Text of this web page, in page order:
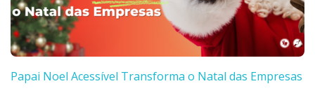
Papai Noel Acessível Transforma o Natal das Empresas